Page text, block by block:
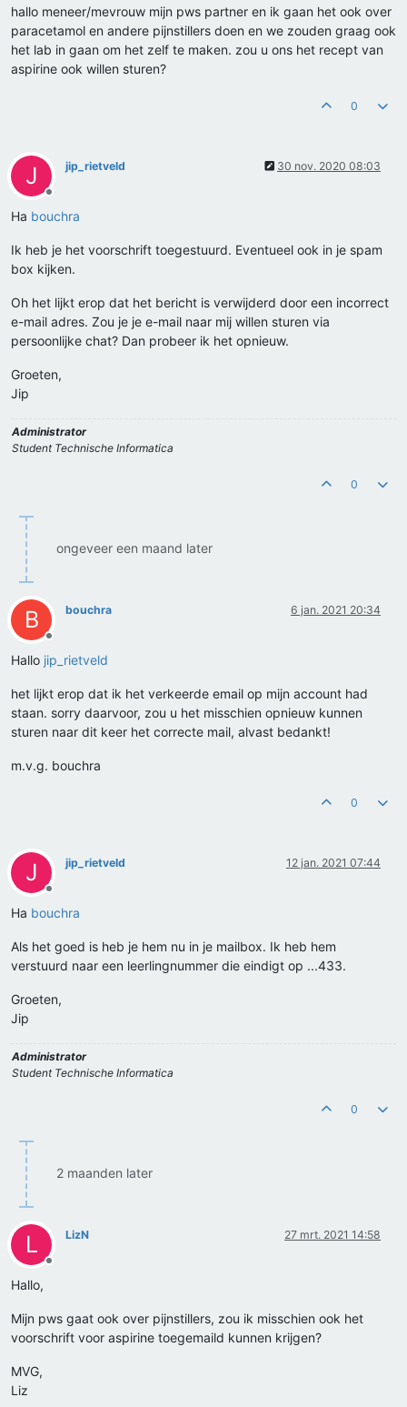
hallo meneer/mevrouw mijn pws partner en ik gaan het ook over
paracetamol en andere pijnstillers doen en we zouden graag ook
het lab in gaan om het zelf te maken. zou u ons het recept van
aspirine ook willen sturen?
0
J
Offline
jip_rietveld 30 nov. 2020 08:03
Ha bouchra
Ik heb je het voorschrift toegestuurd. Eventueel ook in je spam
box kijken.
Oh het lijkt erop dat het bericht is verwijderd door een incorrect
e-mail adres. Zou je je e-mail naar mij willen sturen via
persoonlijke chat? Dan probeer ik het opnieuw.
Groeten,
Jip
Administrator
Student Technische Informatica
0
ongeveer een maand later
B
Offline
bouchra 6 jan. 2021 20:34
Hallo jip_rietveld
het lijkt erop dat ik het verkeerde email op mijn account had
staan. sorry daarvoor, zou u het misschien opnieuw kunnen
sturen naar dit keer het correcte mail, alvast bedankt!
m.v.g. bouchra
0
J
Offline
jip_rietveld 12 jan. 2021 07:44
Ha bouchra
Als het goed is heb je hem nu in je mailbox. Ik heb hem
verstuurd naar een leerlingnummer die eindigt op ...433.
Groeten,
Jip
Administrator
Student Technische Informatica
0
2 maanden later
L
Offline
LizN 27 mrt. 2021 14:58
Hallo,
Mijn pws gaat ook over pijnstillers, zou ik misschien ook het
voorschrift voor aspirine toegemaild kunnen krijgen?
MVG,
Liz